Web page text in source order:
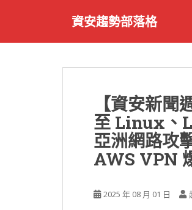
資安趨勢部落格
【資安新
至 Linux、
亞洲網路攻
AWS VPN
2025 年 08 月 01 日